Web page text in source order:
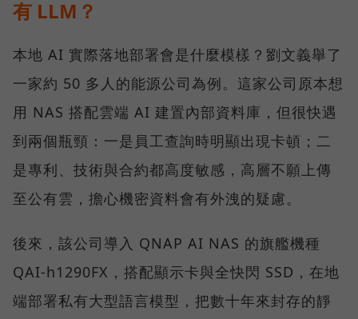
有 LLM？
本地 AI 實際落地部署會是什麼模樣？劉文義舉了
一家約 50 多人的能源公司為例。這家公司原本想
用 NAS 搭配雲端 AI 建置內部資料庫，但很快遇
到兩個瓶頸：一是員工查詢時明顯出現卡頓；二
是專利、技術與合約都高度敏感，高層不願上傳
至公有雲，擔心機密資料會有外洩的疑慮。
後來，該公司導入 QNAP AI NAS 的旗艦機種
QAI-h1290FX，搭配顯示卡與全快閃 SSD，在地
端部署私有大型語言模型，把數十年來封存的靜